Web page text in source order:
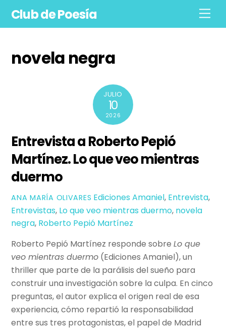
Club de Poesía
novela negra
JULIO
10
2026
Entrevista a Roberto Pepió
Martínez. Lo que veo mientras
duermo
ANA MARÍA OLIVARES Ediciones Amaniel, Entrevista,
Entrevistas, Lo que veo mientras duermo, novela
negra, Roberto Pepió Martínez
Roberto Pepió Martínez responde sobreLo que
veo mientras duermo (Ediciones Amaniel), un
thriller que parte de la parálisis del sueño para
construir una investigación sobre la culpa. En cinco
preguntas, el autor explica el origen real de esa
experiencia, cómo repartió la responsabilidad
entre sus tres protagonistas, el papel de Madrid